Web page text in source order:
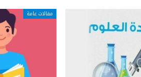
مقالات عامة